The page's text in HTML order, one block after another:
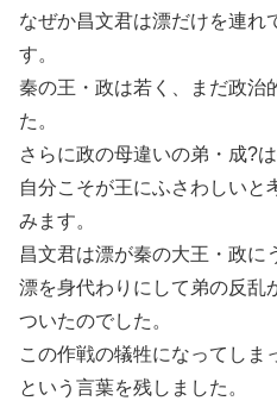
なぜか昌文君は漂だけを連れ
す。
秦の王・政は若く、まだ政治
た。
さらに政の母違いの弟・成?
自分こそが王にふさわしいと
みます。
昌文君は漂が秦の大王・政に
漂を身代わりにして弟の反乱
ついたのでした。
この作戦の犠牲になってしま
という言葉を残しました。